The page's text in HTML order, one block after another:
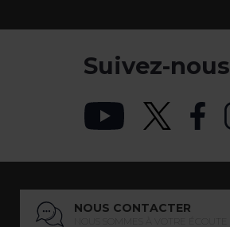
Suivez-nous
NOUS CONTACTER